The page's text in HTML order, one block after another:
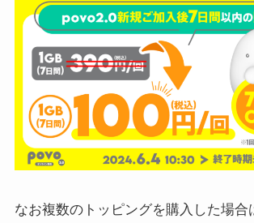
なお複数のトッピングを購入した場合